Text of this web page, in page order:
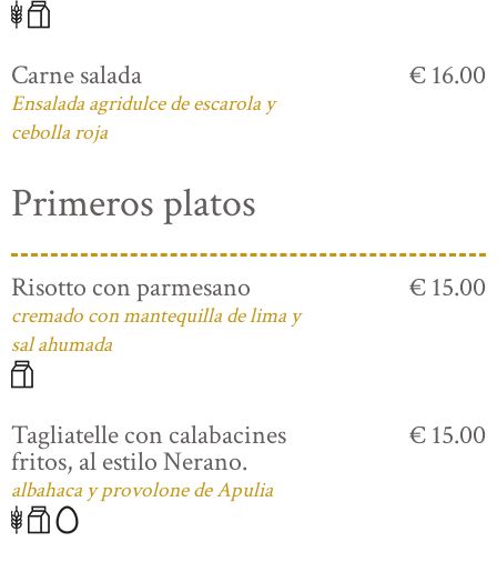
Carne salada
Ensalada agridulce de escarola y
cebolla roja
€ 16.00
Primeros platos
Risotto con parmesano
cremado con mantequilla de lima y
sal ahumada
€ 15.00
Tagliatelle con calabacines
fritos, al estilo Nerano.
albahaca y provolone de Apulia
€ 15.00